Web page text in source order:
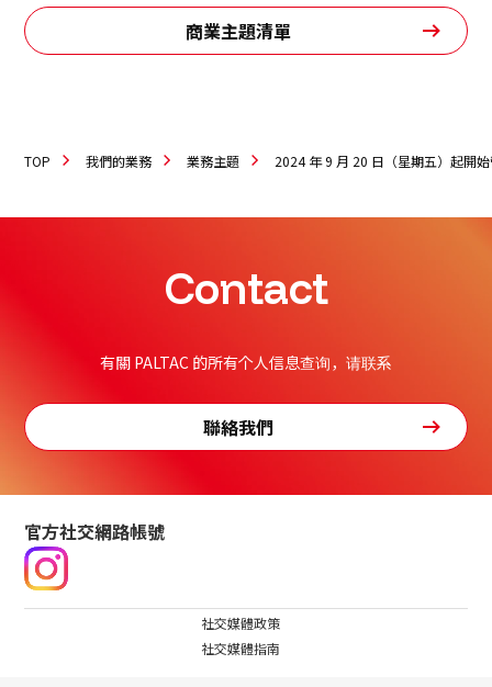
商業主題清單
TOP 我們的業務 業務主題 2024 年 9 月 20 日（星期五）起開
Contact
有關 PALTAC 的所有个人信息查询，请联系
聯絡我們
官方社交網路帳號
社交媒體政策
社交媒體指南